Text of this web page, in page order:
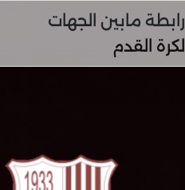
رابطة مابين الجهات
لكرة القدم